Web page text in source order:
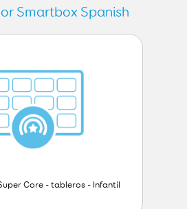
Smartbox Spanish
Core - tableros - Infantil